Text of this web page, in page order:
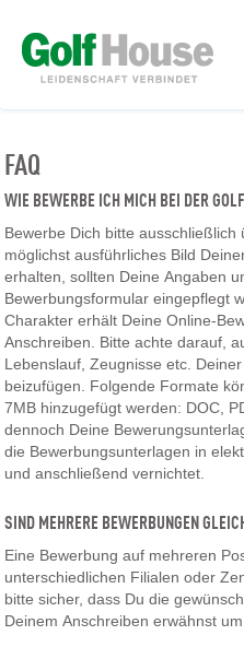
FAQ
WIE BEWERBE ICH MICH BEI DER
Bewerbe Dich bitte
möglichst ausführliches Bild
erhalten, sollten Deine Angaben
Bewerbungsformular eingepflegt
Charakter erhält Deine Online-
Anschreiben. Bitte achte darauf,
Lebenslauf, Zeugnisse etc.
beizufügen. Folgende Formate
7MB hinzugefügt werden: DOC,
dennoch Deine
die Bewerbungsunterlagen in
und anschließend vernichtet.
SIND MEHRERE BEWERBUNGEN
Eine Bewerbung auf mehreren
unterschiedlichen Filialen oder
bitte sicher, dass Du die
Deinem Anschreiben erwähnst